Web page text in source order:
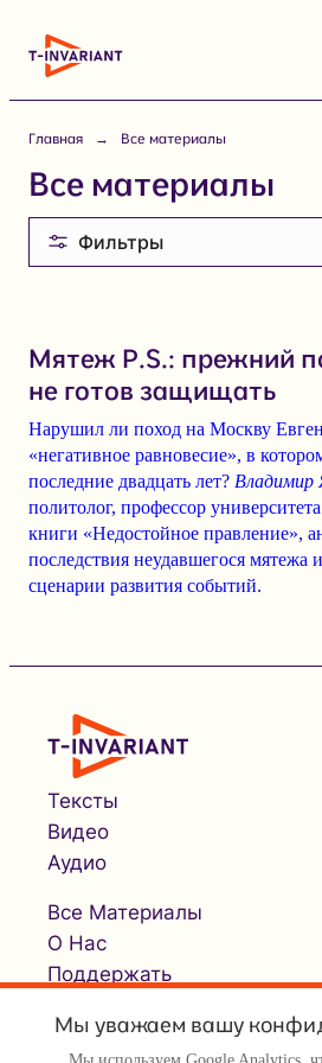
Главная Все материалы
Все материалы
Фильтры
Мятеж P.S.: прежний
не готов защищать
Нарушил ли поход на Москву
«негативное равновесие», в
последние двадцать лет? Владимир
политолог, профессор
книги «Недостойное правление»,
последствия неудавшегося мятежа
сценарии развития событий.
Тексты
Видео
Аудио
Все Материалы
О Нас
Поддержать
Мы уважаем вашу